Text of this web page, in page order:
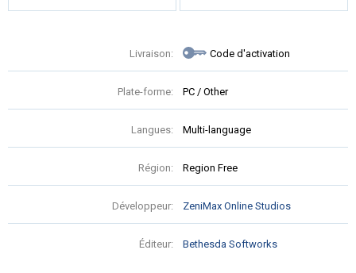
Livraison: Code d'activation
Plate-forme: PC / Other
Langues: Multi-language
Région: Region Free
Développeur: ZeniMax Online Studios
Éditeur: Bethesda Softworks